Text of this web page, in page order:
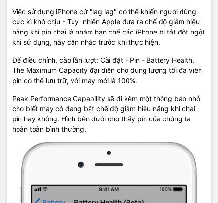
Việc sử dụng iPhone cứ "lag lag" có thể khiến người dùng
cực kì khó chịu - Tuy nhiên Apple đưa ra chế độ giảm hiệu
năng khi pin chai là nhằm hạn chế các iPhone bị tắt đột ngột
khi sử dụng, hãy cân nhắc trước khi thực hiện.
Để điều chỉnh, cào lần lượt: Cài đặt - Pin - Battery Health.
The Maximum Capacity đại diện cho dung lượng tối đa viên
pin có thể lưu trữ, với máy mới là 100%.
Peak Performance Capability sẽ đi kèm một thông báo nhỏ
cho biết máy có đang bật chế độ giảm hiệu năng khi chai
pin hay không. Hình bên dưới cho thấy pin của chúng ta
hoàn toàn bình thường.